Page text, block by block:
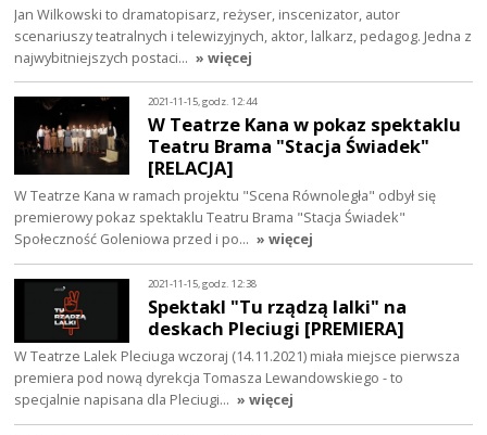
Jan Wilkowski to dramatopisarz, reżyser, inscenizator, autor
scenariuszy teatralnych i telewizyjnych, aktor, lalkarz, pedagog. Jedna z
najwybitniejszych postaci… » więcej
2021-11-15, godz. 12:44
W Teatrze Kana w pokaz spektaklu
Teatru Brama "Stacja Świadek"
[RELACJA]
W Teatrze Kana w ramach projektu "Scena Równoległa" odbył się
premierowy pokaz spektaklu Teatru Brama "Stacja Świadek"
Społeczność Goleniowa przed i po… » więcej
2021-11-15, godz. 12:38
Spektakl "Tu rządzą lalki" na
deskach Pleciugi [PREMIERA]
W Teatrze Lalek Pleciuga wczoraj (14.11.2021) miała miejsce pierwsza
premiera pod nową dyrekcja Tomasza Lewandowskiego - to
specjalnie napisana dla Pleciugi… » więcej